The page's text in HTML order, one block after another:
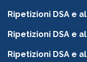
Ripetizioni DSA e
Ripetizioni DSA e
Ripetizioni DSA e